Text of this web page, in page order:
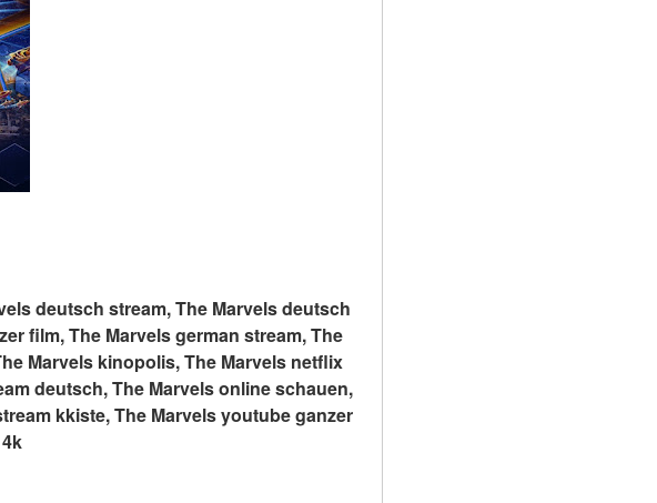
deutsch stream, The Marvels deutsch
film, The Marvels german stream, The
Marvels kinopolis, The Marvels netflix
deutsch, The Marvels online schauen,
kkiste, The Marvels youtube ganzer